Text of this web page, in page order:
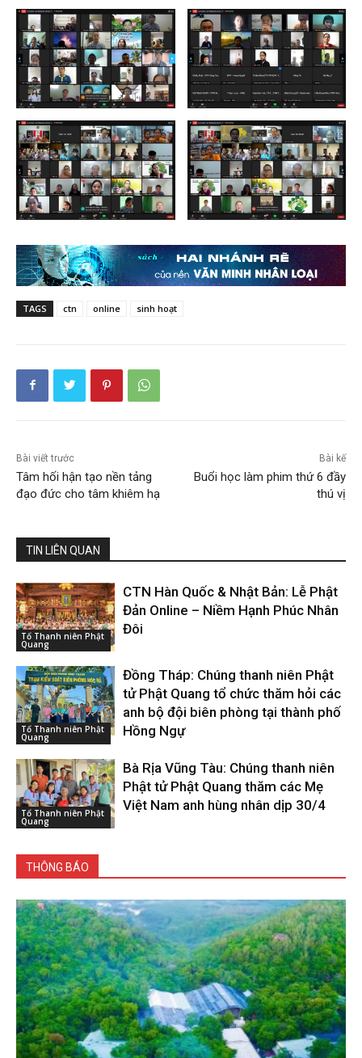
TAGS ctn online sinh hoạt
Bài viết trước
Tâm hối hận tạo nền tảng
đạo đức cho tâm khiêm hạ
Bài kế
Buổi học làm phim thứ 6 đầy
thú vị
TIN LIÊN QUAN
Tổ Thanh niên Phật
Quang
CTN Hàn Quốc & Nhật Bản: Lễ Phật
Đản Online – Niềm Hạnh Phúc Nhân
Đôi
Tổ Thanh niên Phật
Quang
Đồng Tháp: Chúng thanh niên Phật
tử Phật Quang tổ chức thăm hỏi các
anh bộ đội biên phòng tại thành phố
Hồng Ngự
Tổ Thanh niên Phật
Quang
Bà Rịa Vũng Tàu: Chúng thanh niên
Phật tử Phật Quang thăm các Mẹ
Việt Nam anh hùng nhân dịp 30/4
THÔNG BÁO